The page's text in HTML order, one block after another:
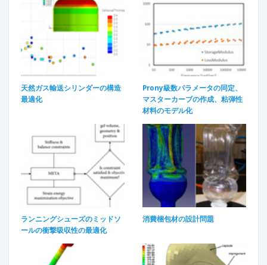
天然ガス輸送シリンダーの構造
最適化
Prony級数パラメータの同定、
マスターカーブの作成、粘弾性
材料のモデル化
ランニングシューズのミッドソ
ールの衝撃吸収性の最適化​
消費梱包材の設計問題